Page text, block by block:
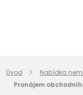
Úvod
Nabídka
Pronájem